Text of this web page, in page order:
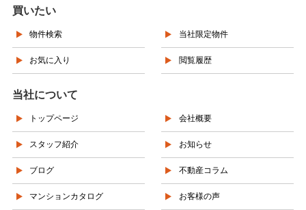
買いたい
物件検索 当社限定物件
お気に入り 閲覧履歴
当社について
トップページ 会社概要
スタッフ紹介 お知らせ
ブログ 不動産コラム
マンションカタログ お客様の声